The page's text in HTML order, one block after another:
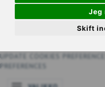
Jeg
Skift
UPDATE COOKIES PREFERENCES
PREFERENCES